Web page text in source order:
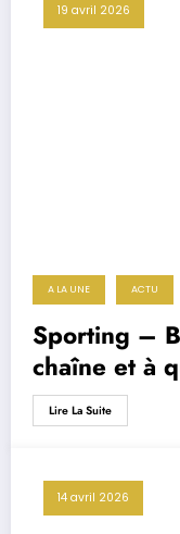
19 avril 2026
A LA UNE ACTU
Sporting –
chaîne et à
match ?
Lire La Suite
14 avril 2026